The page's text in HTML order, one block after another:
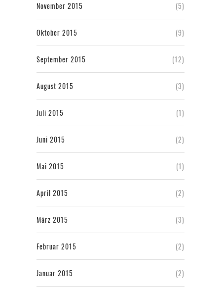
November 2015 (5)
Oktober 2015 (9)
September 2015 (12)
August 2015 (3)
Juli 2015 (1)
Juni 2015 (2)
Mai 2015 (1)
April 2015 (2)
März 2015 (3)
Februar 2015 (2)
Januar 2015 (2)